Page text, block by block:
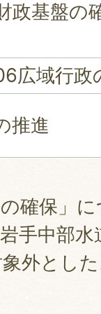
政基盤の
域行政
推進
確保」
手中部
外とし